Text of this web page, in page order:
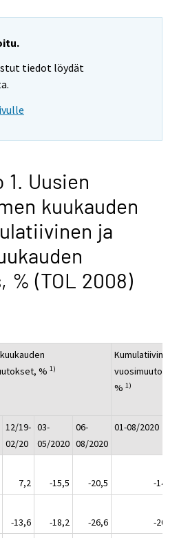
tiedot löydät
Uusien
kuukauden
ja
% (TOL 2008)
% 1)
Kumulatiivinen
vuosimuutos,
% 1)
12/19-
02/20
03-
05/2020
06-
08/2020
01-08/2020
7,2 -15,5 -20,5
-14,7
-13,6 -18,2 -26,6
-20,9